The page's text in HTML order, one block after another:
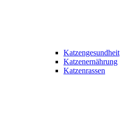
Katzengesundheit
Katzenernährung
Katzenrassen